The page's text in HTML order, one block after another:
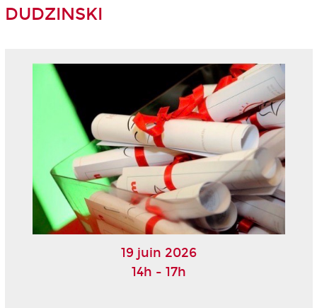
DUDZINSKI
19 juin 2026
14h - 17h